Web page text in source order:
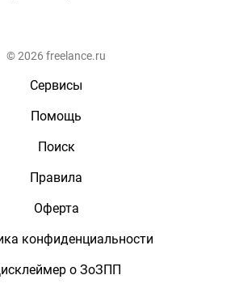
© 2026 freelance.ru
Сервисы
Помощь
Поиск
Правила
Оферта
конфиденциальности
о ЗоЗПП